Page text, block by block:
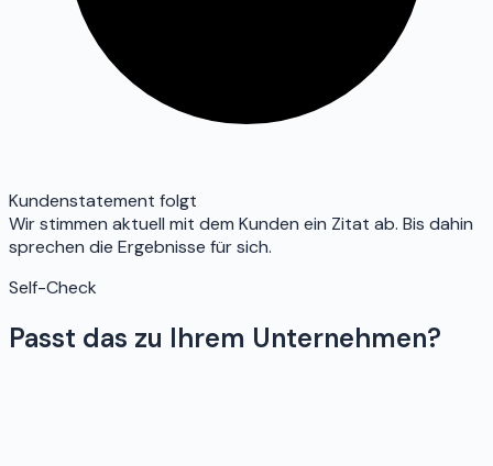
Kundenstatement folgt
Wir stimmen aktuell mit dem Kunden ein Zitat ab. Bis dahin
sprechen die Ergebnisse für sich.
Self-Check
Passt das zu Ihrem Unternehmen?